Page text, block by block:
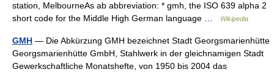
station, MelbourneAs ab abbreviation: * gmh, the ISO 639 alpha 2
short code for the Middle High German language …
Wikipedia
GMH — Die Abkürzung GMH bezeichnet Stadt Georgsmarienhütte
Georgsmarienhütte GmbH, Stahlwerk in der gleichnamigen Stadt
Gewerkschaftliche Monatshefte, von 1950 bis 2004 das